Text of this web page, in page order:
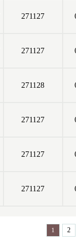
271127
271127
271128
271127
271127
271127
1 2